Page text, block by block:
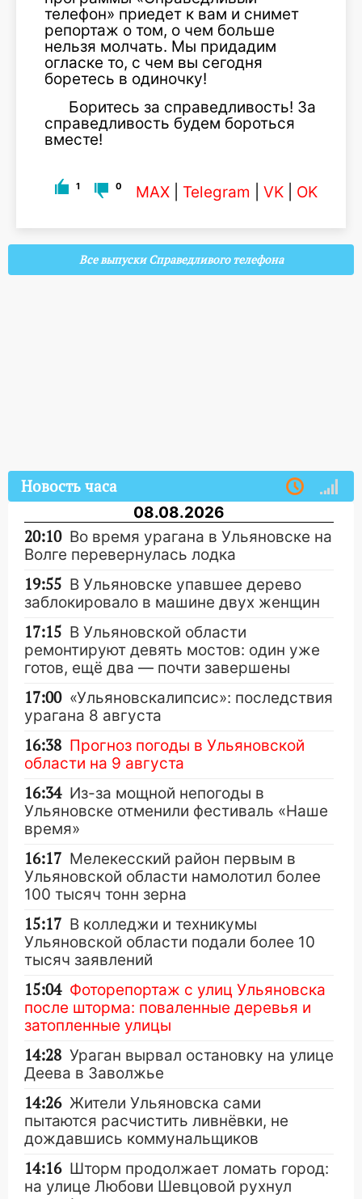
телефон» приедет к вам и снимет
репортаж о том, о чем больше
нельзя молчать. Мы придадим
огласке то, с чем вы сегодня
боретесь в одиночку!
Боритесь за справедливость! За
справедливость будем бороться
вместе!
1 0 MAX Telegram VK OK
Все выпуски Справедливого телефона
Новость часа
08.08.2026
20:10 Во время урагана в Ульяновске на
Волге перевернулась лодка
19:55 В Ульяновске упавшее дерево
заблокировало в машине двух женщин
17:15 В Ульяновской области
ремонтируют девять мостов: один уже
готов, ещё два — почти завершены
17:00 «Ульяновскалипсис»: последствия
урагана 8 августа
16:38 Прогноз погоды в Ульяновской
области на 9 августа
16:34 Из-за мощной непогоды в
Ульяновске отменили фестиваль «Наше
время»
16:17 Мелекесский район первым в
Ульяновской области намолотил более
100 тысяч тонн зерна
15:17 В колледжи и техникумы
Ульяновской области подали более 10
тысяч заявлений
15:04 Фоторепортаж с улиц Ульяновска
после шторма: поваленные деревья и
затопленные улицы
14:28 Ураган вырвал остановку на улице
Деева в Заволжье
14:26 Жители Ульяновска сами
пытаются расчистить ливнёвки, не
дождавшись коммунальщиков
14:16 Шторм продолжает ломать город:
на улице Любови Шевцовой рухнул